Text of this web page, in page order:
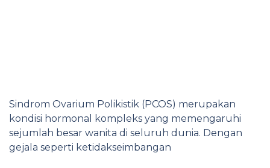
Sindrom Ovarium Polikistik (PCOS) merupakan
kondisi hormonal kompleks yang memengaruhi
sejumlah besar wanita di seluruh dunia. Dengan
gejala seperti ketidakseimbangan